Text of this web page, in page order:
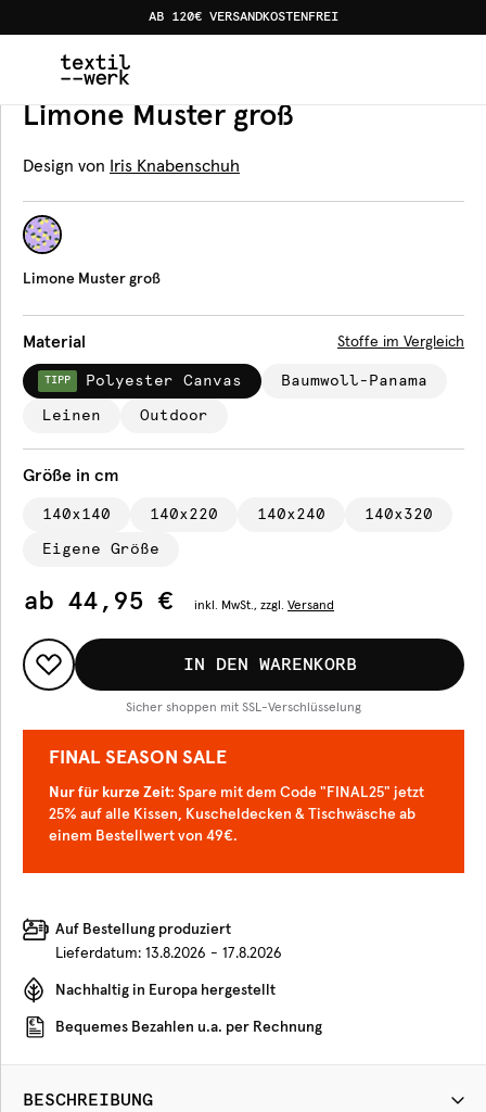
AB 120€ VERSANDKOSTENFREI
Produkte Tischdecken Limone Muster groß
Tischdecke
Limone Muster groß
Design von Iris Knabenschuh
Limone Muster groß
Material Stoffe im Vergleich
TIPP Polyester Canvas Baumwoll-Panama
Leinen Outdoor
Größe in cm
140x140 140x220 140x240 140x320
Eigene Größe
ab 44,95 € inkl. MwSt., zzgl. Versand
IN DEN WARENKORB
Sicher shoppen mit SSL-Verschlüsselung
FINAL SEASON SALE
Nur für kurze Zeit: Spare mit dem Code "FINAL25" jetzt
25% auf alle Kissen, Kuscheldecken & Tischwäsche ab
einem Bestellwert von 49€.
Auf Bestellung produziert
Lieferdatum: 13.8.2026 - 17.8.2026
Nachhaltig in Europa hergestellt
Bequemes Bezahlen u.a. per Rechnung
BESCHREIBUNG